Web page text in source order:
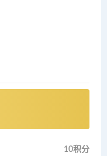
10积分